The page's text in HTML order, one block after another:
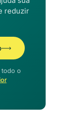
reduzir
o